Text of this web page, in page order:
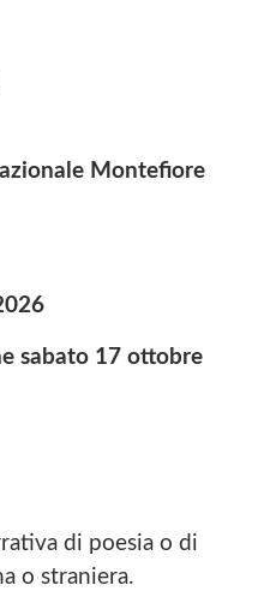
Montefiore
sabato 17 ottobre
di poesia o di
o straniera.